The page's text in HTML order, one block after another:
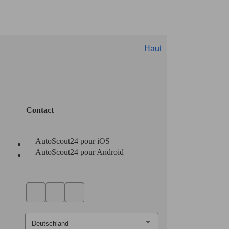
Haut
Contact
AutoScout24 pour iOS
AutoScout24 pour Android